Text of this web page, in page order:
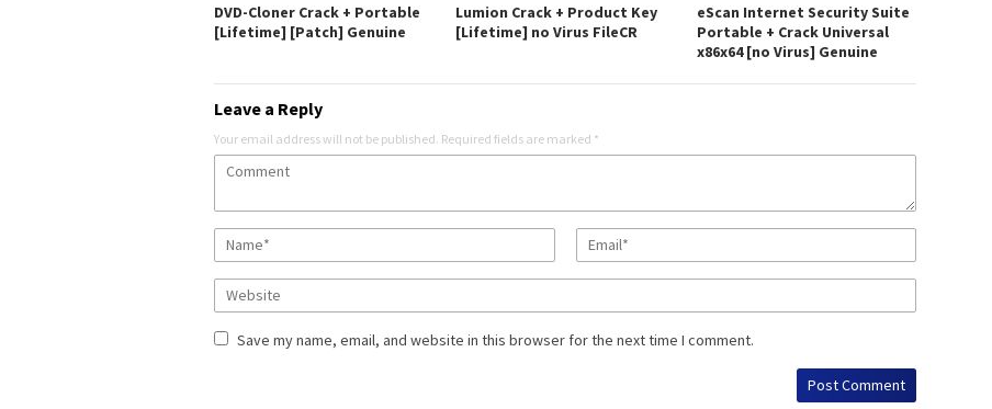
DVD-Cloner Crack + Portable
[Lifetime] [Patch] Genuine
Lumion Crack + Product Key
[Lifetime] no Virus FileCR
eScan Internet Security Suite
Portable + Crack Universal
x86x64 [no Virus] Genuine
Leave a Reply
Your email address will not be published. Required fields are marked *
Save my name, email, and website in this browser for the next time I comment.